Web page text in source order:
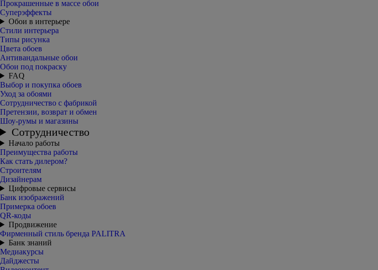
Прокрашенные в массе обои
Суперэффекты
Обои в интерьере
Стили интерьера
Типы рисунка
Цвета обоев
Антивандальные обои
Обои под покраску
FAQ
Выбор и покупка обоев
Уход за обоями
Сотрудничество с фабрикой
Претензии, возврат и обмен
Шоу-румы и магазины
Сотрудничество
Начало работы
Преимущества работы
Как стать дилером?
Строителям
Дизайнерам
Цифровые сервисы
Банк изображений
Примерка обоев
QR-коды
Продвижение
Фирменный стиль бренда PALITRA
Банк знаний
Медиакурсы
Дайджесты